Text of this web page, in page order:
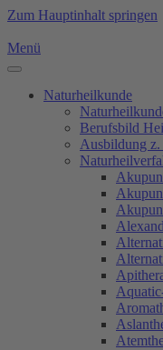
Zum Hauptinhalt springen
Menü
Naturheilkunde
Berufsbild
Ausbildung